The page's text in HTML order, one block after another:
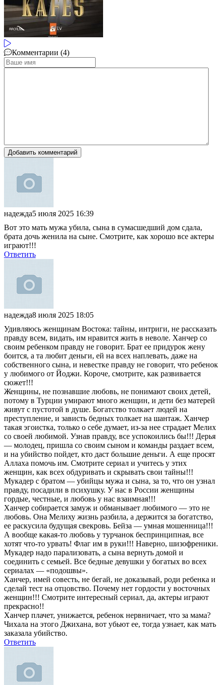
Комментарии (4)
Добавить комментарий
надежда5 июля 2025 16:39
Вот это мать мужа убила, сына в сумасшедший дом сдала,
брата дочь женила на сыне. Смотрите, как хорошо все актеры
играют!!!
Ответить
надежда8 июля 2025 18:05
Удивляюсь женщинам Востока: тайны, интриги, не рассказать
правду всем, видать, им нравится жить в неволе. Ханчер со
своим ребенком правду не говорит. Брат ее придурок жену
боится, а та любит деньги, ей на всех наплевать, даже на
собственного сына, и невестке правду не говорит, что ребенок
у любимого от Йоджи. Короче, смотрите, как развивается
сюжет!!!
Женщины, не познавшие любовь, не понимают своих детей,
потому в Турции умирают много женщин, и дети без матерей
живут с пустотой в душе. Богатство толкает людей на
преступление, и зависть бедных толкает на шантаж. Ханчер
такая эгоистка, только о себе думает, из-за нее страдает Мелих
со своей любимой. Узнав правду, все успокоились бы!!! Дерья
— молодец, пришла со своим сыном и команды раздает всем,
и на убийство пойдет, кто даст большие деньги. А еще просят
Аллаха помочь им. Смотрите сериал и учитесь у этих
женщин, как всех обдуривать и скрывать свои тайны!!!
Мукадер с братом — убийцы мужа и сына, за то, что он узнал
правду, посадили в психушку. У нас в России женщины
гордые, честные, и любовь у нас взаимная!!!
Ханчер собирается замуж и обманывает любимого — это не
любовь. Она Мелиху жизнь разбила, а держится за богатство,
ее раскусила будущая свекровь. Бейза — умная мошенница!!!
А вообще какая-то любовь у турчанок беспринципная, все
хотят что-то урвать! Флаг им в руки!!! Наверно, шизофреники.
Мукадер надо парализовать, а сына вернуть домой и
соединить с семьей. Все бедные девушки у богатых во всех
сериалах — «подошвы».
Ханчер, имей совесть, не бегай, не доказывай, роди ребенка и
сделай тест на отцовство. Почему нет гордости у восточных
женщин!!! Смотрите интересный сериал, да, актеры играют
прекрасно!!
Ханчер плачет, унижается, ребенок нервничает, что за мама?
Чихала на этого Джихана, вот убьют ее, тогда узнает, как мать
заказала убийство.
Ответить